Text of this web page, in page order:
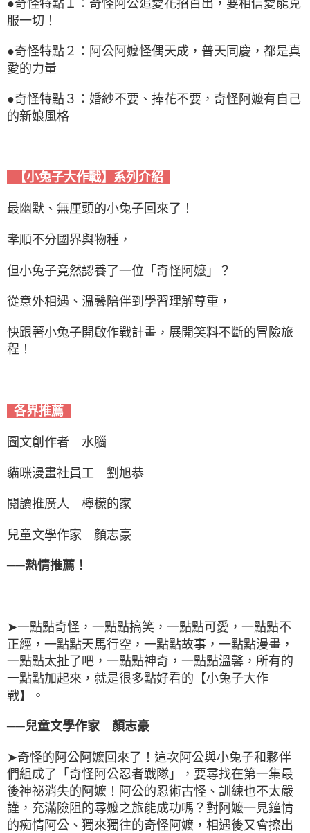
●奇怪特點１：奇怪阿公追愛花招百出，要相信愛能克
服一切！
●奇怪特點２：阿公阿嬤怪偶天成，普天同慶，都是真
愛的力量
●奇怪特點３：婚紗不要、捧花不要，奇怪阿嬤有自己
的新娘風格
【小兔子大作戰】系列介紹
最幽默、無厘頭的小兔子回來了！
孝順不分國界與物種，
但小兔子竟然認養了一位「奇怪阿嬤」？
從意外相遇、溫馨陪伴到學習理解尊重，
快跟著小兔子開啟作戰計畫，展開笑料不斷的冒險旅
程！
各界推薦
圖文創作者 水腦
貓咪漫畫社員工 劉旭恭
閱讀推廣人 檸檬的家
兒童文學作家 顏志豪
──熱情推薦！
➤一點點奇怪，一點點搞笑，一點點可愛，一點點不
正經，一點點天馬行空，一點點故事，一點點漫畫，
一點點太扯了吧，一點點神奇，一點點溫馨，所有的
一點點加起來，就是很多點好看的【小兔子大作
戰】。
──兒童文學作家 顏志豪
➤奇怪的阿公阿嬤回來了！這次阿公與小兔子和夥伴
們組成了「奇怪阿公忍者戰隊」，要尋找在第一集最
後神祕消失的阿嬤！阿公的忍術古怪、訓練也不太嚴
謹，充滿險阻的尋嬤之旅能成功嗎？對阿嬤一見鐘情
的痴情阿公、獨來獨往的奇怪阿嬤，相遇後又會擦出